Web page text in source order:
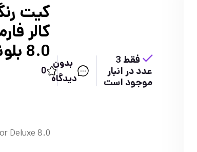
فقط 3
عدد در انبار
موجود است
بدون
دیدگاه
0
كيت
كالر
8.0 بلوند روشن
Deluxe 8.0